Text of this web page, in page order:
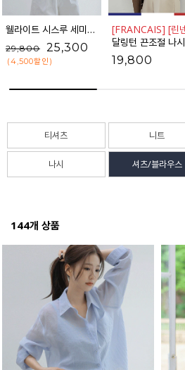
웰라이트 시스루 세미크롭 셔츠_61SH2490
29,800 25,300
(4,500할인 )
달링턴 끈조절 나시 블라우스_62BL2106
19,800
티셔츠 니트
나시 셔츠/블라우스
144개 상품